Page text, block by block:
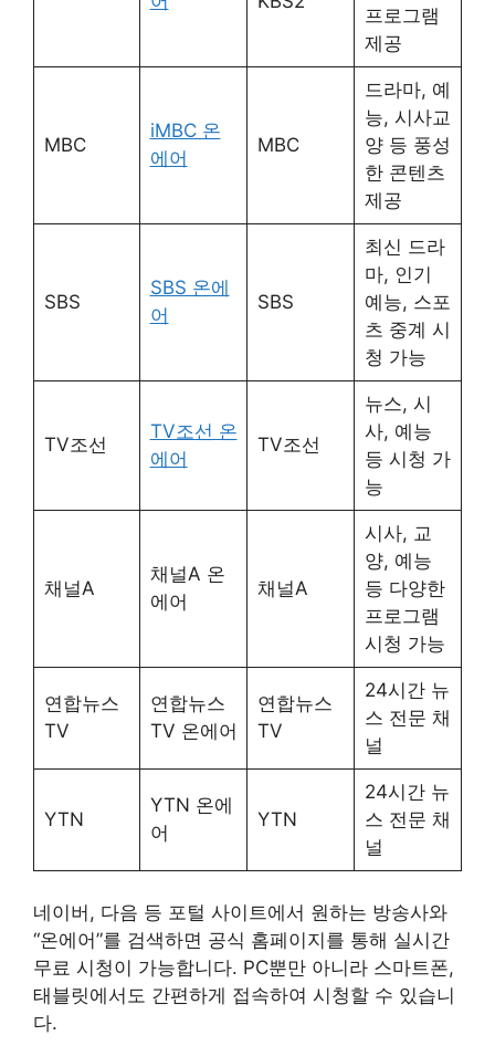
프로그램
제공
MBC
iMBC 온
에어
MBC
드라마, 예
능, 시사교
양 등 풍성
한 콘텐츠
제공
SBS
SBS 온에
어
SBS
최신 드라
마, 인기
예능, 스포
츠 중계 시
청 가능
TV조선
TV조선 온
에어
TV조선
뉴스, 시
사, 예능
등 시청 가
능
채널A
채널A 온
에어
채널A
시사, 교
양, 예능
등 다양한
프로그램
시청 가능
연합뉴스
TV
연합뉴스
TV 온에어
연합뉴스
TV
24시간 뉴
스 전문 채
널
YTN
YTN 온에
어
YTN
24시간 뉴
스 전문 채
널
네이버, 다음 등 포털 사이트에서 원하는 방송사와
“온에어”를 검색하면 공식 홈페이지를 통해 실시간
무료 시청이 가능합니다. PC뿐만 아니라 스마트폰,
태블릿에서도 간편하게 접속하여 시청할 수 있습니
다.